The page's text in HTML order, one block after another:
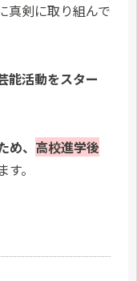
真剣に取り組んで
能活動をスター
、 高校進学後
。